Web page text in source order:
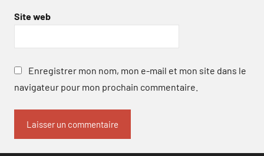
Site web
Enregistrer mon nom, mon e-mail et mon site dans le
navigateur pour mon prochain commentaire.